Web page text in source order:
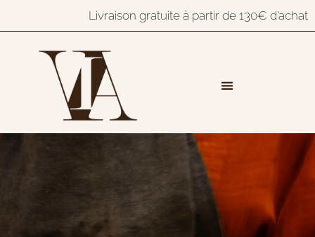
Livraison gratuite à partir de 130€ d’achat